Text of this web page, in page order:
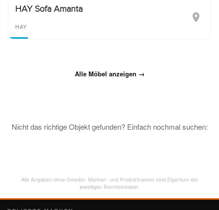
HAY Sofa Amanta
HAY
Alle Möbel anzeigen →
Nicht das richtige Objekt gefunden? Einfach nochmal suchen:
Alle Angaben ohne Gewähr. Marken- und Produktnamen sind Eigentum der
jeweiligen Rechteinhaber.